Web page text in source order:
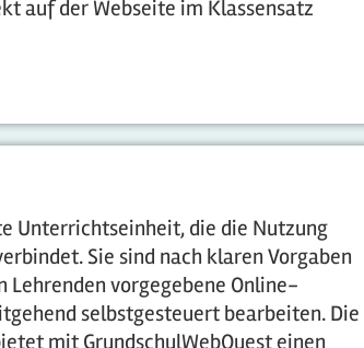
auf der Webseite im Klassensatz
Unterrichtseinheit, die die Nutzung
Sie sind nach klaren Vorgaben
vorgegebene Online-
selbstgesteuert bearbeiten. Die
mit GrundschulWebQuest einen